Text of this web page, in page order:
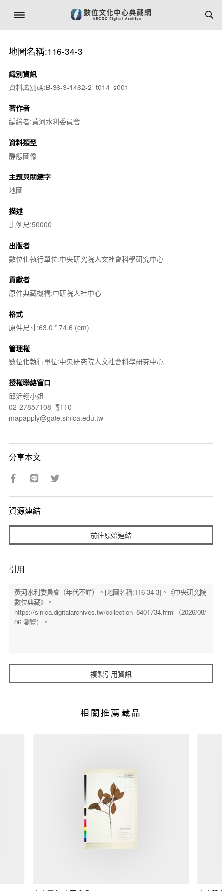
地圖名稱:116-34-3
識別資訊
資料識別碼:B-36-3-1462-2_t014_s001
著作者
編繪者:黃河水利委員會
資料類型
靜態圖像
主題與關鍵字
地圖
描述
比例尺:50000
出版者
數位化執行單位:中央研究院人文社會科學研究中心
貢獻者
原件典藏機構:中研院人社中心
格式
原件尺寸:63.0 * 74.6 (cm)
管理權
數位化執行單位:中央研究院人文社會科學研究中心
授權聯絡窗口
邱沂翎小姐
02-27857108 轉110
mapapply@gate.sinica.edu.tw
分享本文
資源連結
前往原始連結
引用
複製引用資訊
相關推薦藏品